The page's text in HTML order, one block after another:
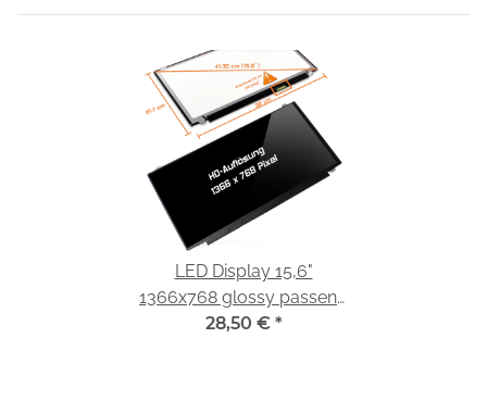
LED Display 15,6"
1366x768 glossy passend
für HP Envy 6-1120SQ
28,50 € *